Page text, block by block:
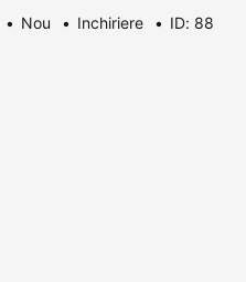
Nou Inchiriere ID: 88